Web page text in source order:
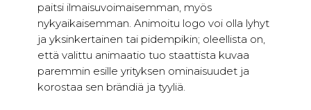
paitsi ilmaisuvoimaisemman, myös
nykyaikaisemman. Animoitu logo voi olla lyhyt
ja yksinkertainen tai pidempikin; oleellista on,
että valittu animaatio tuo staattista kuvaa
paremmin esille yrityksen ominaisuudet ja
korostaa sen brändiä ja tyyliä.